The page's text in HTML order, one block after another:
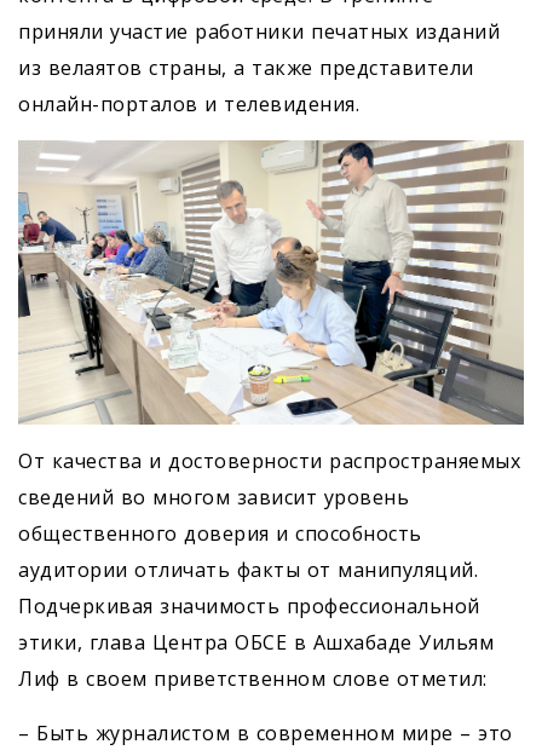
приняли участие работники печатных изданий
из велаятов страны, а также представители
онлайн-порталов и телевидения.
От качества и достоверности распространяемых
сведений во многом зависит уровень
общественного доверия и способность
аудитории отличать факты от манипуляций.
Подчеркивая значимость профессиональной
этики, глава Центра ОБСЕ в Ашхабаде Уильям
Лиф в своем приветственном слове отметил:
– Быть журналистом в современном мире – это